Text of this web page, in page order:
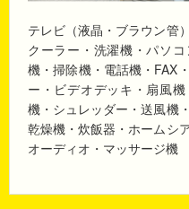
テレビ（液晶・ブラウン管
クーラー・洗濯機・パソ
機・掃除機・電話機・FAX
ー・ビデオデッキ・扇風
機・シュレッダー・送風機
乾燥機・炊飯器・ホームシ
オーディオ・マッサージ機